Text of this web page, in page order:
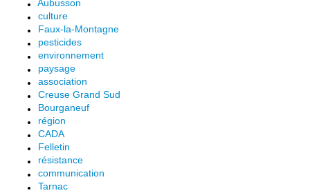
Aubusson
culture
Faux-la-Montagne
pesticides
environnement
paysage
association
Creuse Grand Sud
Bourganeuf
région
CADA
Felletin
résistance
communication
Tarnac